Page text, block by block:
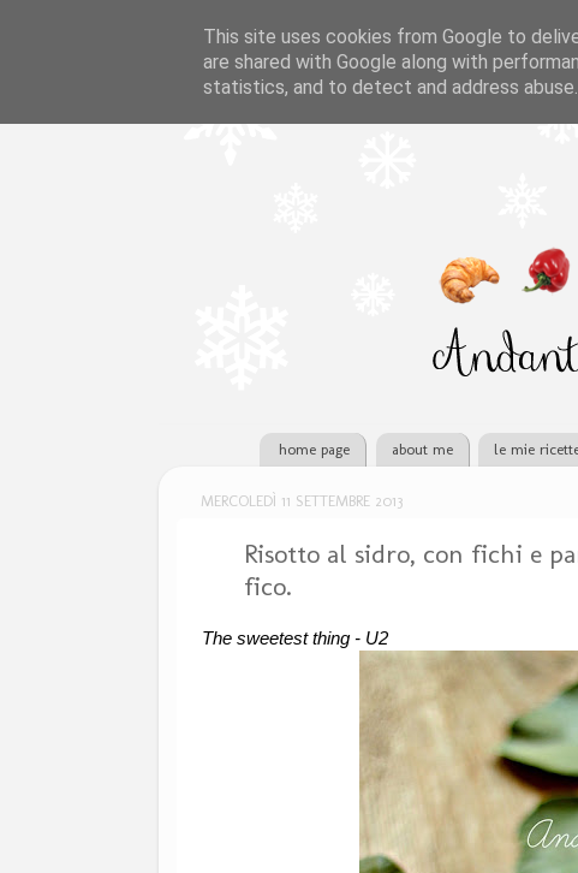
home page about me le mie
MERCOLEDÌ 11 SETTEMBRE 2013
Risotto al sidro, con fichi e
fico.
The sweetest thing - U2
This site uses cookies from Google to
are shared with Google along with
statistics, and to detect and address abuse.